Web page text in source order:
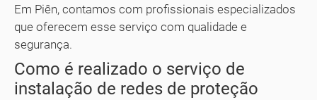
Em Piên, contamos com profissionais especializados
que oferecem esse serviço com qualidade e
segurança.
Como é realizado o serviço de
instalação de redes de proteção